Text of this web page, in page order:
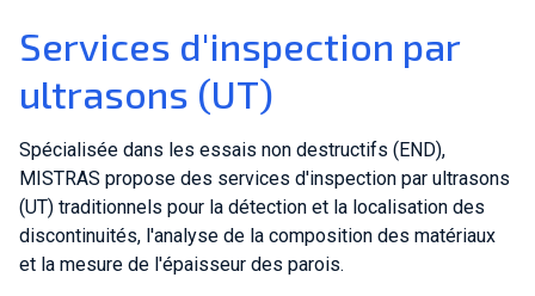
Services d'inspection par
ultrasons (UT)
Spécialisée dans les essais non destructifs (END),
MISTRAS propose des services d'inspection par ultrasons
(UT) traditionnels pour la détection et la localisation des
discontinuités, l'analyse de la composition des matériaux
et la mesure de l'épaisseur des parois.